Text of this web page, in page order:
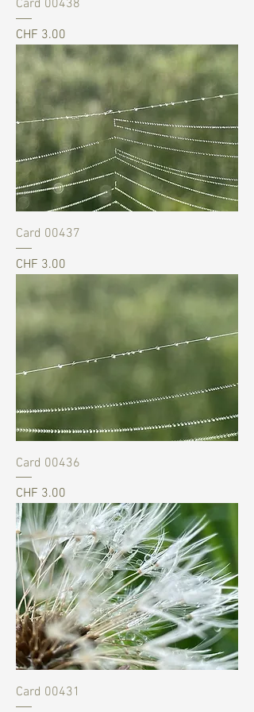
Card 00438
Preis
CHF 3.00
Card 00437
Preis
CHF 3.00
Card 00436
Preis
CHF 3.00
Card 00431